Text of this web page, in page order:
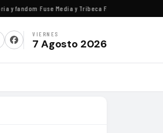
fandom·Fuse Media y Tribeca Films se alían para
VIERNES
7 Agosto 2026